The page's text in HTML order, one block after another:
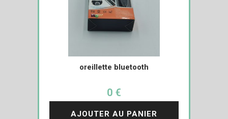
oreillette bluetooth
0 €
AJOUTER AU PANIER